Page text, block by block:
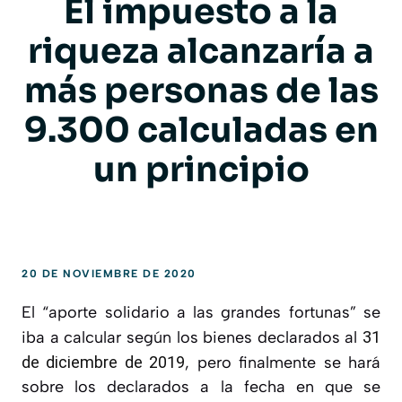
El impuesto a la
riqueza alcanzaría a
más personas de las
9.300 calculadas en
un principio
20 DE NOVIEMBRE DE 2020
El “aporte solidario a las grandes fortunas” se
iba a calcular según los bienes declarados al 31
de diciembre de 2019, pero finalmente se hará
sobre los declarados a la fecha en que se